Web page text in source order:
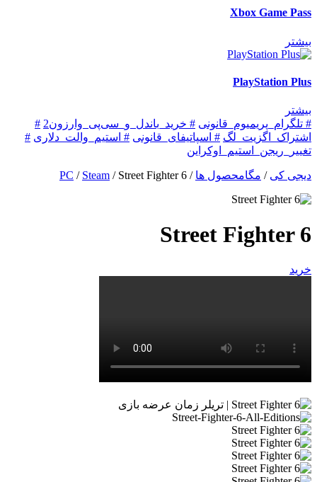
Xbox Game Pass
بیشتر
PlayStation Plus
بیشتر
# تلگرام_پریمیوم_قانونی # خرید_باندل_و_سی‌پی_وارزون2
#
اشتراک_اگزیت_لگ # اسپاتیفای_قانونی # استیم_والت_دلاری #
تغییر_ریجن_استیم_اوکراین
دیجی کی / مگامحصول ها /
PC / Steam / Street Fighter 6
Street Fighter 6
خرید